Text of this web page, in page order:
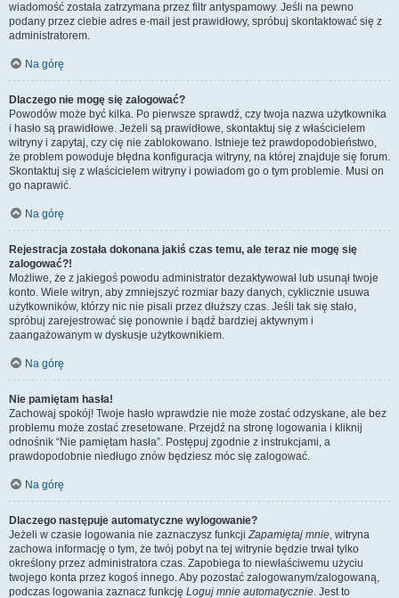
wiadomość została zatrzymana przez filtr antyspamowy. Jeśli na pewno
podany przez ciebie adres e-mail jest prawidłowy, spróbuj skontaktować się z
administratorem.
Na górę
Dlaczego nie mogę się zalogować?
Powodów może być kilka. Po pierwsze sprawdź, czy twoja nazwa użytkownika
i hasło są prawidłowe. Jeżeli są prawidłowe, skontaktuj się z właścicielem
witryny i zapytaj, czy cię nie zablokowano. Istnieje też prawdopodobieństwo,
że problem powoduje błędna konfiguracja witryny, na której znajduje się forum.
Skontaktuj się z właścicielem witryny i powiadom go o tym problemie. Musi on
go naprawić.
Na górę
Rejestracja została dokonana jakiś czas temu, ale teraz nie mogę się
zalogować?!
Możliwe, że z jakiegoś powodu administrator dezaktywował lub usunął twoje
konto. Wiele witryn, aby zmniejszyć rozmiar bazy danych, cyklicznie usuwa
użytkowników, którzy nic nie pisali przez dłuższy czas. Jeśli tak się stało,
spróbuj zarejestrować się ponownie i bądź bardziej aktywnym i
zaangażowanym w dyskusje użytkownikiem.
Na górę
Nie pamiętam hasła!
Zachowaj spokój! Twoje hasło wprawdzie nie może zostać odzyskane, ale bez
problemu może zostać zresetowane. Przejdź na stronę logowania i kliknij
odnośnik “Nie pamiętam hasła”. Postępuj zgodnie z instrukcjami, a
prawdopodobnie niedługo znów będziesz móc się zalogować.
Na górę
Dlaczego następuje automatyczne wylogowanie?
Jeżeli w czasie logowania nie zaznaczysz funkcjiZapamiętaj mnie, witryna
zachowa informację o tym, że twój pobyt na tej witrynie będzie trwał tylko
określony przez administratora czas. Zapobiega to niewłaściwemu użyciu
twojego konta przez kogoś innego. Aby pozostać zalogowanym/zalogowaną,
podczas logowania zaznacz funkcję Loguj mnie automatycznie. Jest to